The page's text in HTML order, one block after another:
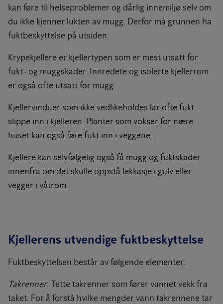
kan føre til helseproblemer og dårlig innemiljø selv om
du ikke kjenner lukten av mugg. Derfor må grunnen ha
fuktbeskyttelse på utsiden.
Krypekjellere er kjellertypen som er mest utsatt for
fukt- og muggskader. Innredete og isolerte kjellerrom
er også ofte utsatt for mugg.
Kjellervinduer som ikke vedlikeholdes lar ofte fukt
slippe inn i kjelleren. Planter som vokser for nære
huset kan også føre fukt inn i veggene.
Kjellere kan selvfølgelig også få mugg og fuktskader
innenfra om det skulle oppstå lekkasje i gulv eller
vegger i våtrom.
Kjellerens utvendige fuktbeskyttelse
Fuktbeskyttelsen består av følgende elementer:
Takrenner: Tette takrenner som fører vannet vekk fra
taket. For å forstå hvilke mengder vann takrennene tar